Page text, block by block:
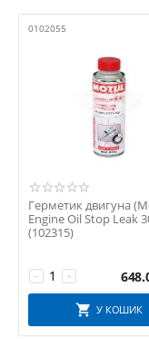
0102055
Герметик двигуна
Engine Oil Stop Leak
(102315)
+
−
У КОШИК